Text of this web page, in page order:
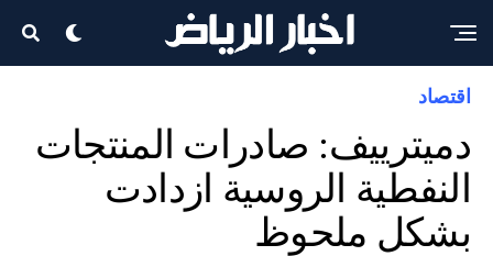
اقتصاد
دميترييف: صادرات المنتجات
النفطية الروسية ازدادت
بشكل ملحوظ